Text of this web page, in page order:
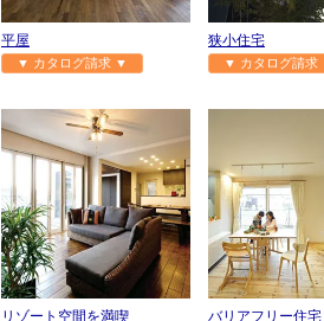
平屋
▼ カタログ請求 ▼
狭小住宅
▼ カタログ請
リゾート空間を満喫
バリアフリー住宅